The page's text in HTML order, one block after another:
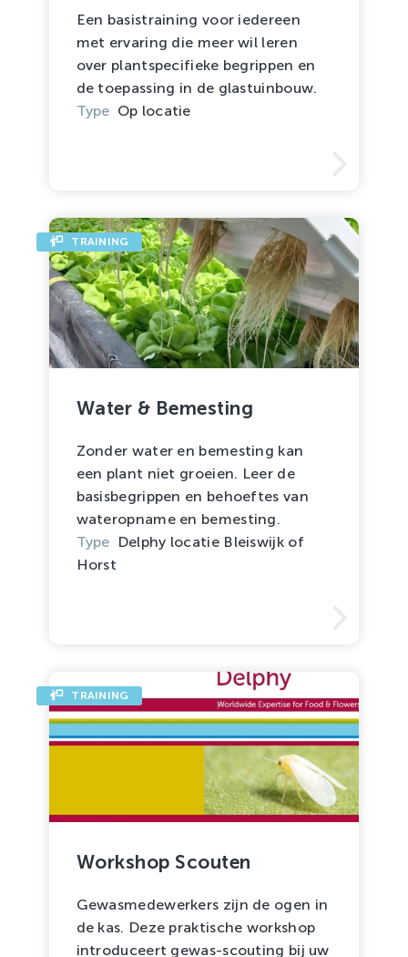
Een basistraining voor iedereen
met ervaring die meer wil leren
over plantspecifieke begrippen en
de toepassing in de glastuinbouw.
Type Op locatie
Water & Bemesting
Zonder water en bemesting kan
een plant niet groeien. Leer de
basisbegrippen en behoeftes van
wateropname en bemesting.
Type Delphy locatie Bleiswijk of
Horst
TRAINING
Workshop Scouten
Gewasmedewerkers zijn de ogen in
de kas. Deze praktische workshop
introduceert gewas-scouting bij uw
TRAINING